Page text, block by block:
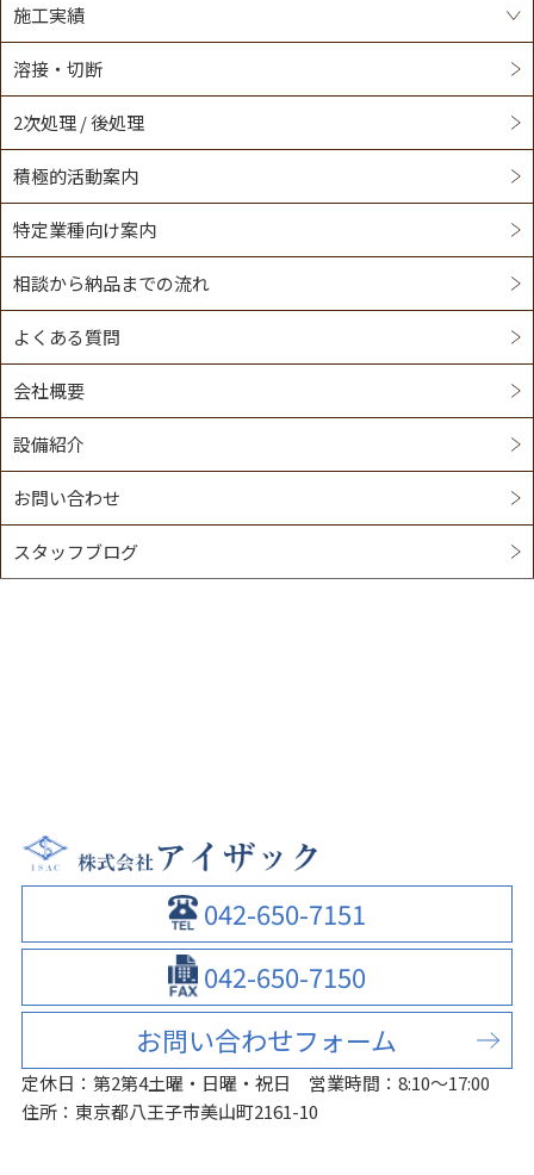
施工実績
溶接・切断
2次処理 / 後処理
積極的活動案内
特定業種向け案内
相談から納品までの流れ
よくある質問
会社概要
設備紹介
お問い合わせ
スタッフブログ
042-650-7151
042-650-7150
お問い合わせフォーム
定休日：第2第4土曜・日曜・祝日
営業時間：8:10～17:00
住所：東京都八王子市美山町2161-10